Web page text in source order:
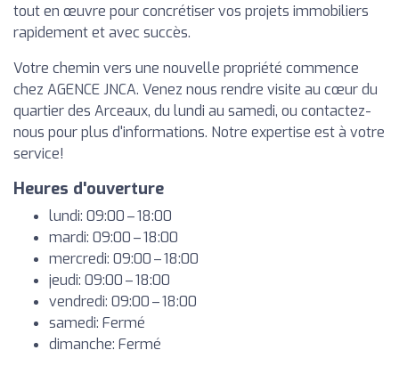
tout en œuvre pour concrétiser vos projets immobiliers
rapidement et avec succès.
Votre chemin vers une nouvelle propriété commence
chez AGENCE JNCA. Venez nous rendre visite au cœur du
quartier des Arceaux, du lundi au samedi, ou contactez-
nous pour plus d'informations. Notre expertise est à votre
service!
Heures d'ouverture
lundi: 09:00 – 18:00
mardi: 09:00 – 18:00
mercredi: 09:00 – 18:00
jeudi: 09:00 – 18:00
vendredi: 09:00 – 18:00
samedi: Fermé
dimanche: Fermé